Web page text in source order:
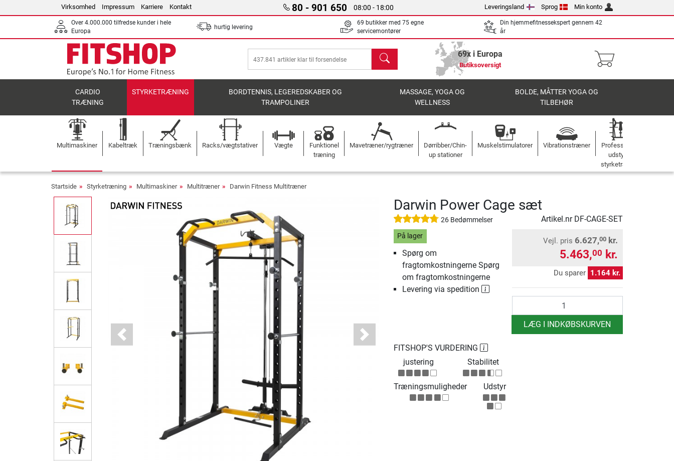
Virksomhed Impressum Karriere Kontakt 80 - 901 650 08:00 - 18:00 Leveringsland Sprog Min konto
Over 4.000.000 tilfredse kunder i hele
Europa
hurtig levering
69 butikker med 75 egne
servicemontører
Din hjemmefitnessekspert gennem 42
år
søg 69x i Europa
Butiksoversigt
CARDIO
TRÆNING
STYRKETRÆNING
BORDTENNIS, LEGEREDSKABER OG
TRAMPOLINER
MASSAGE, YOGA OG
WELLNESS
BOLDE, MÅTTER YOGA OG
TILBEHØR
Multimaskiner Kabeltræk Træningsbænk Racks/vægtstativer Vægte
Funktionel
træning
Mavetræner/rygtræner
Dørribber/Chin-
up stationer
Muskelstimulatorer Vibrationstræner
Professionelt
udstyr til
styrketræning
Startside Styrketræning Multimaskiner Multitræner Darwin Fitness Multitræner
Previous Next
Darwin Power Cage sæt
26 Bedømmelser Artikel.nr DF-CAGE-SET
På lager
Spørg om
fragtomkostningerne Spørg
om fragtomkostningerne
Levering via spedition
Vejl. pris 6.627,00 kr.
5.463,00 kr.
Du sparer 1.164 kr.
LÆG I INDKØBSKURVEN
FITSHOP'S VURDERING
justering
Stabilitet
Træningsmuligheder Udstyr